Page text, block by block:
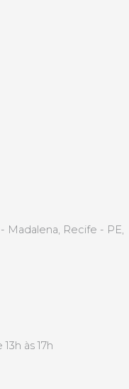
Madalena, Recife - PE,
às 17h